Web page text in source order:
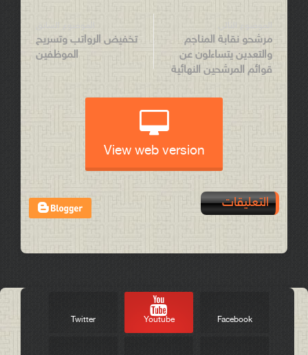
مرشحو نقابة المناجم
والتعدين يتساءلون عن
قوائم المرشحين النهائية
تخفيض الرواتب وتسريح
الموظفين
View web version
التعليقات
Facebook
Youtube
Twitter